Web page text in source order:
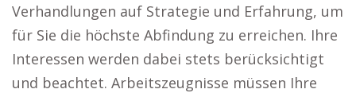
Verhandlungen auf Strategie und Erfahrung, um
für Sie die höchste Abfindung zu erreichen. Ihre
Interessen werden dabei stets berücksichtigt
und beachtet. Arbeitszeugnisse müssen Ihre